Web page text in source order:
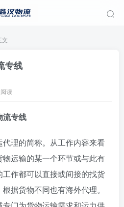
文
专线
读
流专线
理的简称。从工作内容来看
运输的某一个环节或与此有
作都可以直接或间接的找货
据货物不同也有海外代理。